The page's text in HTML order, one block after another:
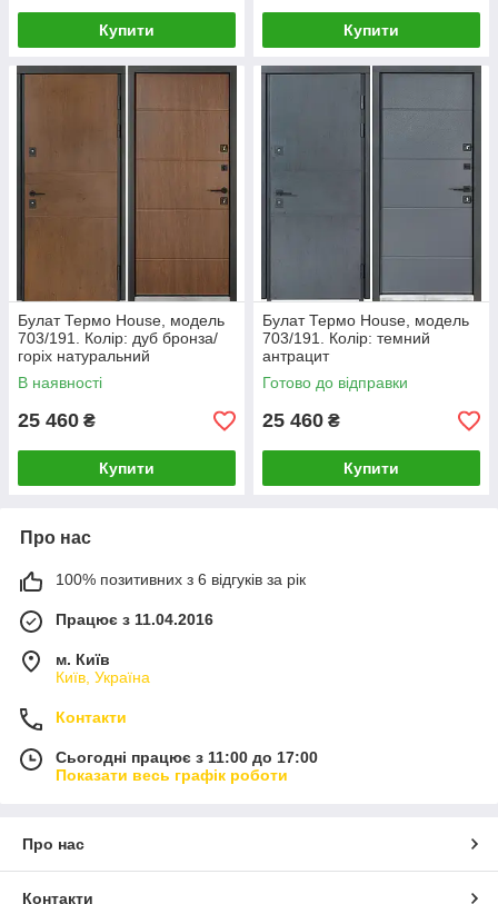
Купити Купити
Булат Термо House, модель
703/191. Колір: дуб бронза/
горіх натуральний
В наявності
25 460 ₴
Купити
Булат Термо House, модель
703/191. Колір: темний
антрацит
Готово до відправки
25 460 ₴
Купити
Про нас
100% позитивних з 6 відгуків за рік
Працює з 11.04.2016
м. Київ
Київ, Україна
Контакти
Сьогодні працює з 11:00 до 17:00
Показати весь графік роботи
Про нас
Контакти